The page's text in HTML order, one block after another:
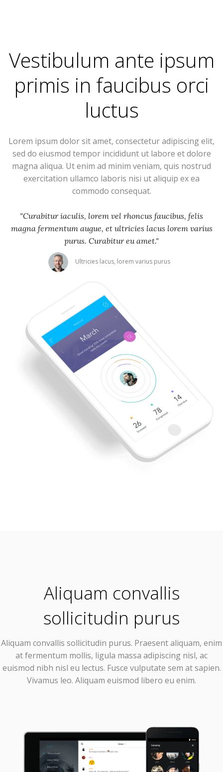
Vestibulum ante ipsum
primis in faucibus orci
luctus
Lorem ipsum dolor sit amet, consectetur adipiscing elit,
sed do eiusmod tempor incididunt ut labore et dolore
magna aliqua. Ut enim ad minim veniam, quis nostrud
exercitation ullamco laboris nisi ut aliquip ex ea
commodo consequat.
"Curabitur iaculis, lorem vel rhoncus faucibus, felis
magna fermentum augue, et ultricies lacus lorem varius
purus. Curabitur eu amet."
Ultricies lacus, lorem varius purus
Aliquam convallis
sollicitudin purus
Aliquam convallis sollicitudin purus. Praesent aliquam, enim
at fermentum mollis, ligula massa adipiscing nisl, ac
euismod nibh nisl eu lectus. Fusce vulputate sem at sapien.
Vivamus leo. Aliquam euismod libero eu enim.